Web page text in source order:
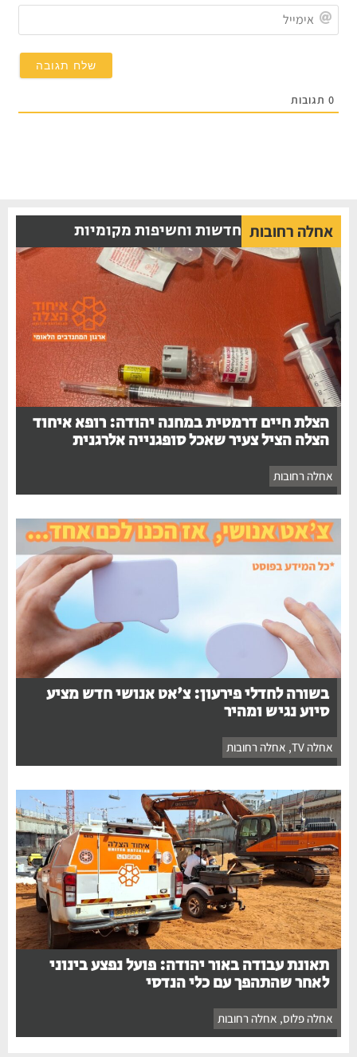
אימייל
תגובות
אחלה רחובות חדשות וחשיפות מקומיות
הצלת חיים דרמטית במחנה יהודה: רופא איחוד
הצלה הציל צעיר שאכל סופגנייה אלרגנית
אחלה רחובות
בשורה לחדלי פירעון: צ'אט אנושי חדש מציע
סיוע נגיש ומהיר
אחלה TV ,אחלה רחובות
תאונת עבודה באור יהודה: פועל נפצע בינוני
לאחר שהתהפך עם כלי הנדסי
אחלה פלוס ,אחלה רחובות